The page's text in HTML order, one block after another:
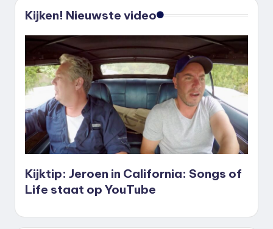
Kijken! Nieuwste video
Kijktip: Jeroen in California: Songs of
Life staat op YouTube